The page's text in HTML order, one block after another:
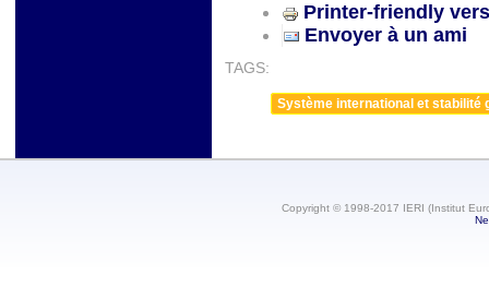
Printer-friendly
Envoyer à un ami
TAGS:
Système international et stabilité
Copyright © 1998-2017 IERI (Institut